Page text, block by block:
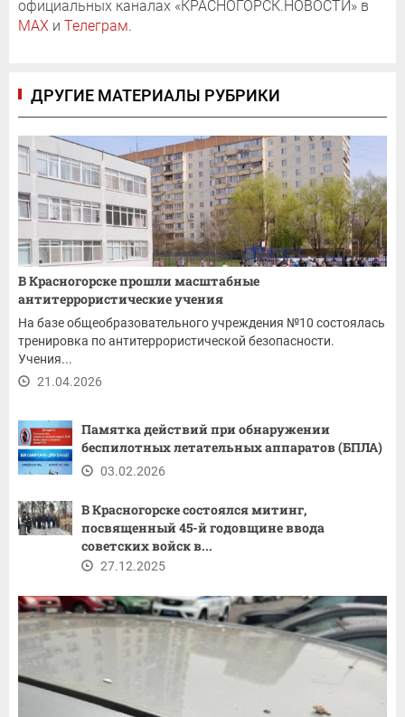
официальных каналах «КРАСНОГОРСК.НОВОСТИ» в
MAX и Телеграм.
ДРУГИЕ МАТЕРИАЛЫ РУБРИКИ
В Красногорске прошли масштабные
антитеррористические учения
На базе общеобразовательного учреждения №10 состоялась
тренировка по антитеррористической безопасности.
Учения...
21.04.2026
Памятка действий при обнаружении
беспилотных летательных аппаратов (БПЛА)
03.02.2026
В Красногорске состоялся митинг,
посвященный 45-й годовщине ввода
советских войск в...
27.12.2025